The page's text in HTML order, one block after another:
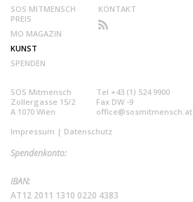
SOS MITMENSCH
PREIS
MO MAGAZIN
KUNST
SPENDEN
KONTAKT
SOS Mitmensch
Zollergasse 15/2
A 1070 Wien
Tel +43 (1) 524 9900
Fax DW -9
office@sosmitmensch.at
Impressum | Datenschutz
Spendenkonto:
IBAN:
AT12 2011 1310 0220 4383